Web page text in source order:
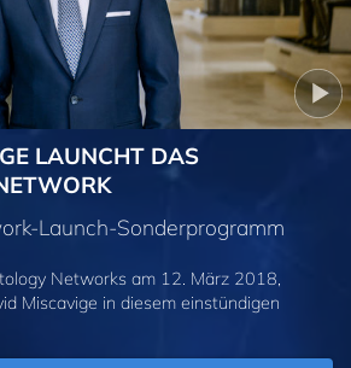
LAUNCHT DAS
Launch-Sonderprogramm
Networks am 12. März 2018,
Miscavige in diesem einstündigen